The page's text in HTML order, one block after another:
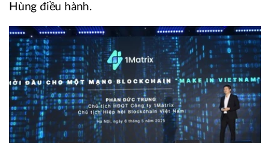
Hùng điều hành.